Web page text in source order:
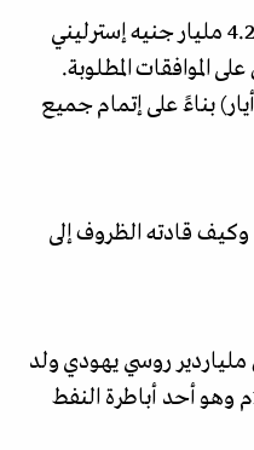
ووافق النادي على البيع مقابل 4.25 مليار جنيه إسترليني
بناءً على إتمام جميع
قادته الظروف إلى
روسي يهودي ولد
في 24 أكتوبر (تشرين الأول) 1966م وهو أحد أباطرة النفط